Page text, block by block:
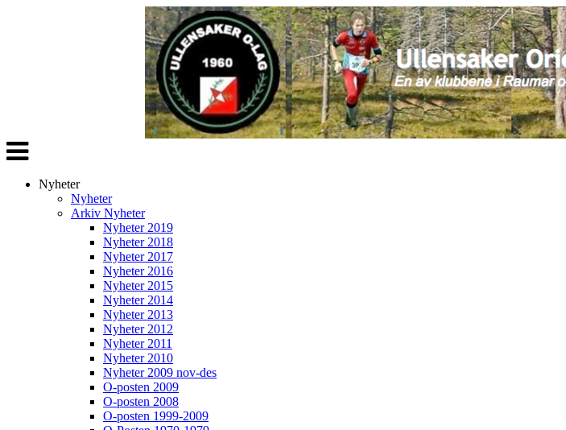
Veksle
navigasjon
Nyheter
Nyheter
Arkiv Nyheter
Nyheter 2019
Nyheter 2018
Nyheter 2017
Nyheter 2016
Nyheter 2015
Nyheter 2014
Nyheter 2013
Nyheter 2012
Nyheter 2011
Nyheter 2010
Nyheter 2009 nov-des
O-posten 2009
O-posten 2008
O-posten 1999-2009